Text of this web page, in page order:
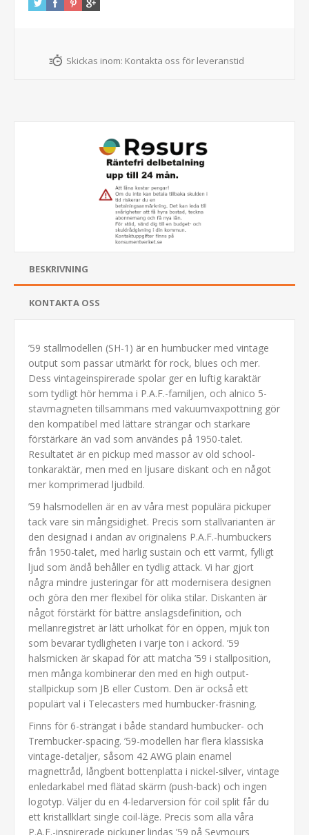
Skickas inom: Kontakta oss för leveranstid
BESKRIVNING
KONTAKTA OSS
’59 stallmodellen (SH-1) är en humbucker med vintage
output som passar utmärkt för rock, blues och mer.
Dess vintageinspirerade spolar ger en luftig karaktär
som tydligt hör hemma i P.A.F.-familjen, och alnico 5-
stavmagneten tillsammans med vakuumvaxpottning gör
den kompatibel med lättare strängar och starkare
förstärkare än vad som användes på 1950-talet.
Resultatet är en pickup med massor av old school-
tonkaraktär, men med en ljusare diskant och en något
mer komprimerad ljudbild.
’59 halsmodellen är en av våra mest populära pickuper
tack vare sin mångsidighet. Precis som stallvarianten är
den designad i andan av originalens P.A.F.-humbuckers
från 1950-talet, med härlig sustain och ett varmt, fylligt
ljud som ändå behåller en tydlig attack. Vi har gjort
några mindre justeringar för att modernisera designen
och göra den mer flexibel för olika stilar. Diskanten är
något förstärkt för bättre anslagsdefinition, och
mellanregistret är lätt urholkat för en öppen, mjuk ton
som bevarar tydligheten i varje ton i ackord. ’59
halsmicken är skapad för att matcha ’59 i stallposition,
men många kombinerar den med en high output-
stallpickup som JB eller Custom. Den är också ett
populärt val i Telecasters med humbucker-fräsning.
Finns för 6-strängat i både standard humbucker- och
Trembucker-spacing. ’59-modellen har flera klassiska
vintage-detaljer, såsom 42 AWG plain enamel
magnettråd, långbent bottenplatta i nickel-silver, vintage
enledarkabel med flätad skärm (push-back) och ingen
logotyp. Väljer du en 4-ledarversion för coil split får du
ett kristallklart single coil-läge. Precis som alla våra
P.A.F.-inspirerade pickuper lindas ’59 på Seymours